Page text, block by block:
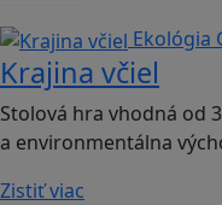
Ekológia
Krajina včiel
Stolová hra vhodná od
a environmentálna
Zistiť viac